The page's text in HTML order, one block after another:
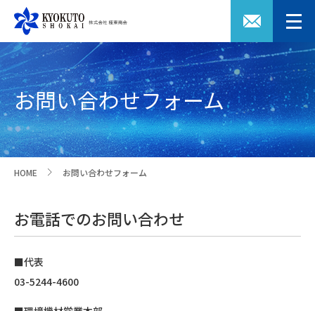
お問い合わせフォーム
HOME お問い合わせフォーム
お電話でのお問い合わせ
■代表
03-5244-4600